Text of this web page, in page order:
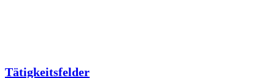
Tätigkeitsfelder